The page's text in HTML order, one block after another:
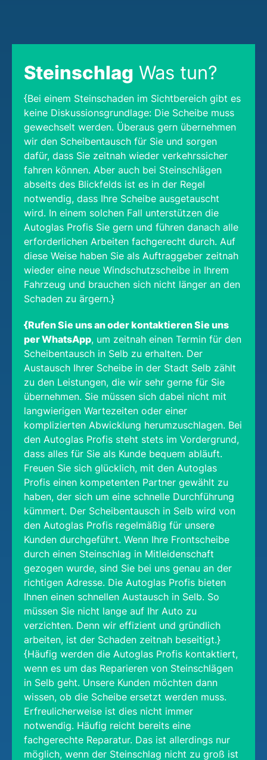
Steinschlag Was tun?
{Bei einem Steinschaden im Sichtbereich gibt es
keine Diskussionsgrundlage: Die Scheibe muss
gewechselt werden. Überaus gern übernehmen
wir den Scheibentausch für Sie und sorgen
dafür, dass Sie zeitnah wieder verkehrssicher
fahren können. Aber auch bei Steinschlägen
abseits des Blickfelds ist es in der Regel
notwendig, dass Ihre Scheibe ausgetauscht
wird. In einem solchen Fall unterstützen die
Autoglas Profis Sie gern und führen danach alle
erforderlichen Arbeiten fachgerecht durch. Auf
diese Weise haben Sie als Auftraggeber zeitnah
wieder eine neue Windschutzscheibe in Ihrem
Fahrzeug und brauchen sich nicht länger an den
Schaden zu ärgern.}
{Rufen Sie uns an oder kontaktieren Sie uns
per WhatsApp, um zeitnah einen Termin für den
Scheibentausch in Selb zu erhalten. Der
Austausch Ihrer Scheibe in der Stadt Selb zählt
zu den Leistungen, die wir sehr gerne für Sie
übernehmen. Sie müssen sich dabei nicht mit
langwierigen Wartezeiten oder einer
komplizierten Abwicklung herumzuschlagen. Bei
den Autoglas Profis steht stets im Vordergrund,
dass alles für Sie als Kunde bequem abläuft.
Freuen Sie sich glücklich, mit den Autoglas
Profis einen kompetenten Partner gewählt zu
haben, der sich um eine schnelle Durchführung
kümmert. Der Scheibentausch in Selb wird von
den Autoglas Profis regelmäßig für unsere
Kunden durchgeführt. Wenn Ihre Frontscheibe
durch einen Steinschlag in Mitleidenschaft
gezogen wurde, sind Sie bei uns genau an der
richtigen Adresse. Die Autoglas Profis bieten
Ihnen einen schnellen Austausch in Selb. So
müssen Sie nicht lange auf Ihr Auto zu
verzichten. Denn wir effizient und gründlich
arbeiten, ist der Schaden zeitnah beseitigt.}
{Häufig werden die Autoglas Profis kontaktiert,
wenn es um das Reparieren von Steinschlägen
in Selb geht. Unsere Kunden möchten dann
wissen, ob die Scheibe ersetzt werden muss.
Erfreulicherweise ist dies nicht immer
notwendig. Häufig reicht bereits eine
fachgerechte Reparatur. Das ist allerdings nur
möglich, wenn der Steinschlag nicht zu groß ist